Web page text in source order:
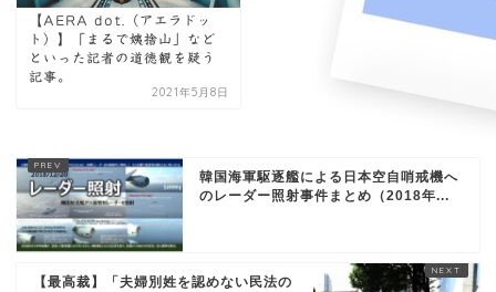
【AERA dot.（アエラドッ
ト）】「まるで姨捨山」など
といった記者の道徳観を疑う
記事。
2021年5月8日
韓国海軍駆逐艦による日本空自哨戒機へ
のレーダー照射事件まとめ（2018年...
【最高裁】「夫婦別姓を認めない民法の